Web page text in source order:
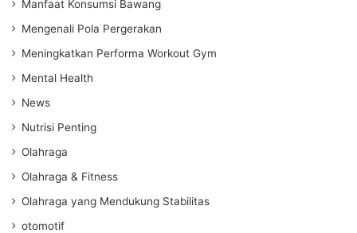
Manfaat Konsumsi Bawang
Mengenali Pola Pergerakan
Meningkatkan Performa Workout Gym
Mental Health
News
Nutrisi Penting
Olahraga
Olahraga & Fitness
Olahraga yang Mendukung Stabilitas
otomotif